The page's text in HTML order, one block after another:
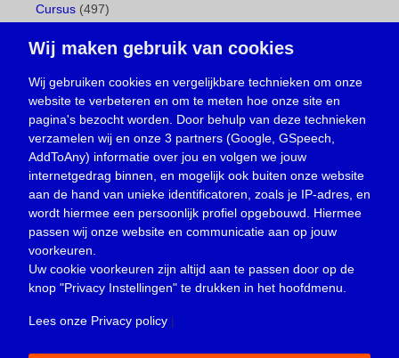
Cursus (497)
Gemeentepagina(104)
Ingezonden brief(539)
Media(156)
Nieuws (23.330)
Oproep(734)
Overlijden(39)
Podcast(18)
prijsvraag (5)
Religie (1.438)
Service(226)
Wij maken gebruik van cookies
Wij gebruiken cookies en vergelijkbare technieken om onze
website te verbeteren en om te meten hoe onze site en
pagina's bezocht worden. Door behulp van deze technieken
verzamelen wij en onze 3 partners (Google, GSpeech,
AddToAny) informatie over jou en volgen we jouw
internetgedrag binnen, en mogelijk ook buiten onze website
aan de hand van unieke identificatoren, zoals je IP-adres, en
wordt hiermee een persoonlijk profiel opgebouwd. Hiermee
passen wij onze website en communicatie aan op jouw
voorkeuren.
Uw cookie voorkeuren zijn altijd aan te passen door op de
knop "Privacy Instellingen" te drukken in het hoofdmenu.
Lees onze Privacy policy |